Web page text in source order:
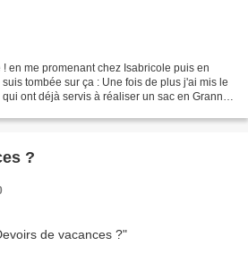
en me promenant chez Isabricole puis en
tombée sur ça : Une fois de plus j'ai mis le
ont déjà servis à réaliser un sac en Granny
?